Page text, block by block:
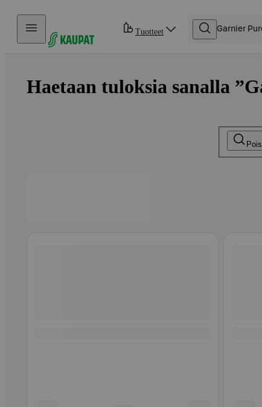
Hyppää sisältöön
Tuotteet
Haetaan tuloksia sanalla